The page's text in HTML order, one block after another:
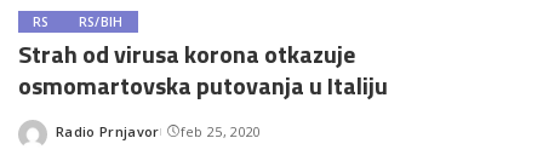
RS RS/BIH
Strah od virusa korona otkazuje
osmomartovska putovanja u Italiju
Posted
Radio Prnjavor feb 25, 2020